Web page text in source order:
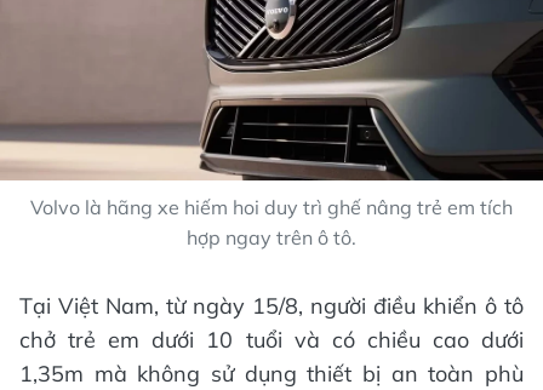
Volvo là hãng xe hiếm hoi duy trì ghế nâng trẻ em tích
hợp ngay trên ô tô.
Tại Việt Nam, từ ngày 15/8, người điều khiển ô tô
chở trẻ em dưới 10 tuổi và có chiều cao dưới
1,35m mà không sử dụng thiết bị an toàn phù